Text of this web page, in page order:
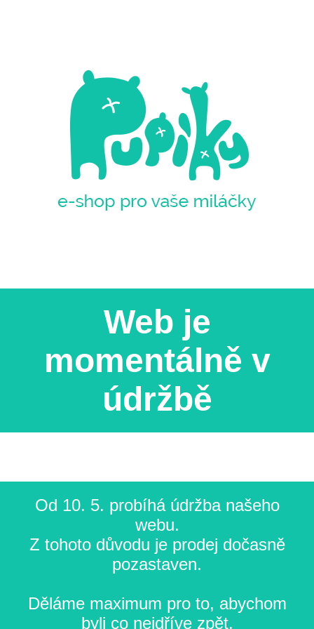
Web je
momentálně v
údržbě
Od 10. 5. probíhá údržba našeho
webu.
Z tohoto důvodu je prodej dočasně
pozastaven.
Děláme maximum pro to, abychom
byli co nejdříve zpět.